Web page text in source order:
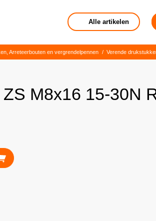
Alle artikelen
Arreteerbouten en vergrendelpennen / Verende
M8x16 15-30N